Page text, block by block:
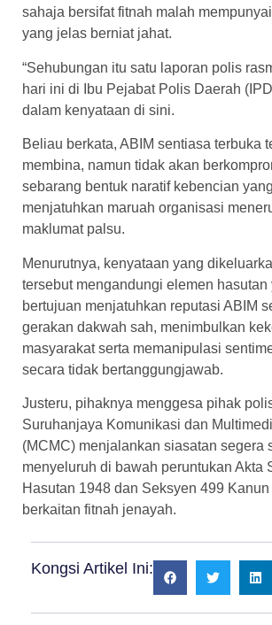
sahaja bersifat fitnah malah
yang jelas berniat jahat.
“Sehubungan itu satu laporan polis
hari ini di Ibu Pejabat Polis Daerah
dalam kenyataan di sini.
Beliau berkata, ABIM sentiasa terbuka
membina, namun tidak akan
sebarang bentuk naratif kebencian
menjatuhkan maruah organisasi
maklumat palsu.
Menurutnya, kenyataan yang
tersebut mengandungi elemen hasutan
bertujuan menjatuhkan reputasi ABIM
gerakan dakwah sah, menimbulkan
masyarakat serta memanipulasi
secara tidak bertanggungjawab.
Justeru, pihaknya menggesa pihak
Suruhanjaya Komunikasi dan
(MCMC) menjalankan siasatan segera
menyeluruh di bawah peruntukan Akta
Hasutan 1948 dan Seksyen 499
berkaitan fitnah jenayah.
Kongsi Artikel Ini: